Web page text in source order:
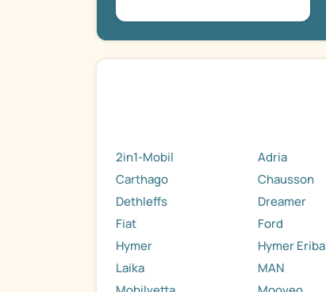
2in1-Mobil Adria
Carthago
Chausson
Dethleffs
Dreamer
Fiat
Ford
Hymer
Hymer Eriba
Laika
MAN